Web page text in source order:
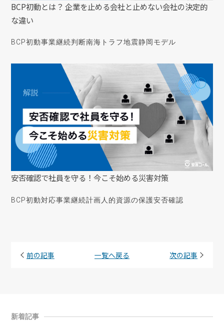
BCP初動とは？ 企業を止める会社と止めない会社の決定的
な違い
BCP初動事業継続判断南海トラフ地震静岡モデル
安否確認で社員を守る！今こそ始める災害対策
BCP初動対応事業継続計画人的資源の保護安否確認
前の記事 一覧へ戻る 次の記事
新着記事